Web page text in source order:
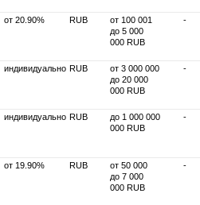
от 20.90% RUB
от 100 001
до 5 000
000 RUB
-
индивидуально RUB
от 3 000 000
до 20 000
000 RUB
-
индивидуально RUB
до 1 000 000
000 RUB
-
от 19.90% RUB
от 50 000
до 7 000
000 RUB
-